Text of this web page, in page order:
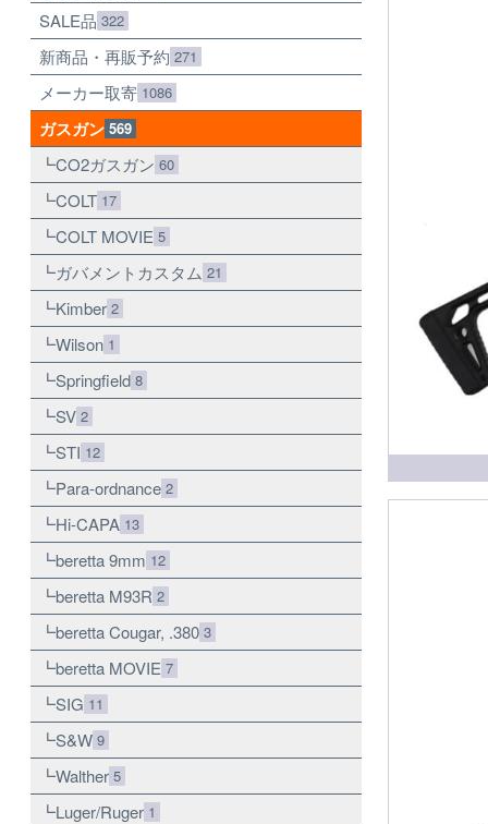
SALE品 322
新商品・再販予約 271
メーカー取寄 1086
ガスガン 569
CO2ガスガン 60
COLT 17
COLT MOVIE 5
ガバメントカスタム 21
Kimber 2
Wilson 1
Springfield 8
SV 2
STI 12
Para-ordnance 2
Hi-CAPA 13
beretta 9mm 12
beretta M93R 2
beretta Cougar, .380 3
beretta MOVIE 7
SIG 11
S&W 9
Walther 5
Luger/Ruger 1